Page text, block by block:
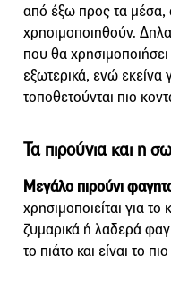
από έξω προς τα μέσα,
χρησιμοποιηθούν.
που θα
εξωτερικά, ενώ εκείνα
τοποθετούνται πιο
Τα πιρούνια και η
Μεγάλο πιρούνι
χρησιμοποιείται για
ζυμαρικά ή λαδερά
το πιάτο και είναι το